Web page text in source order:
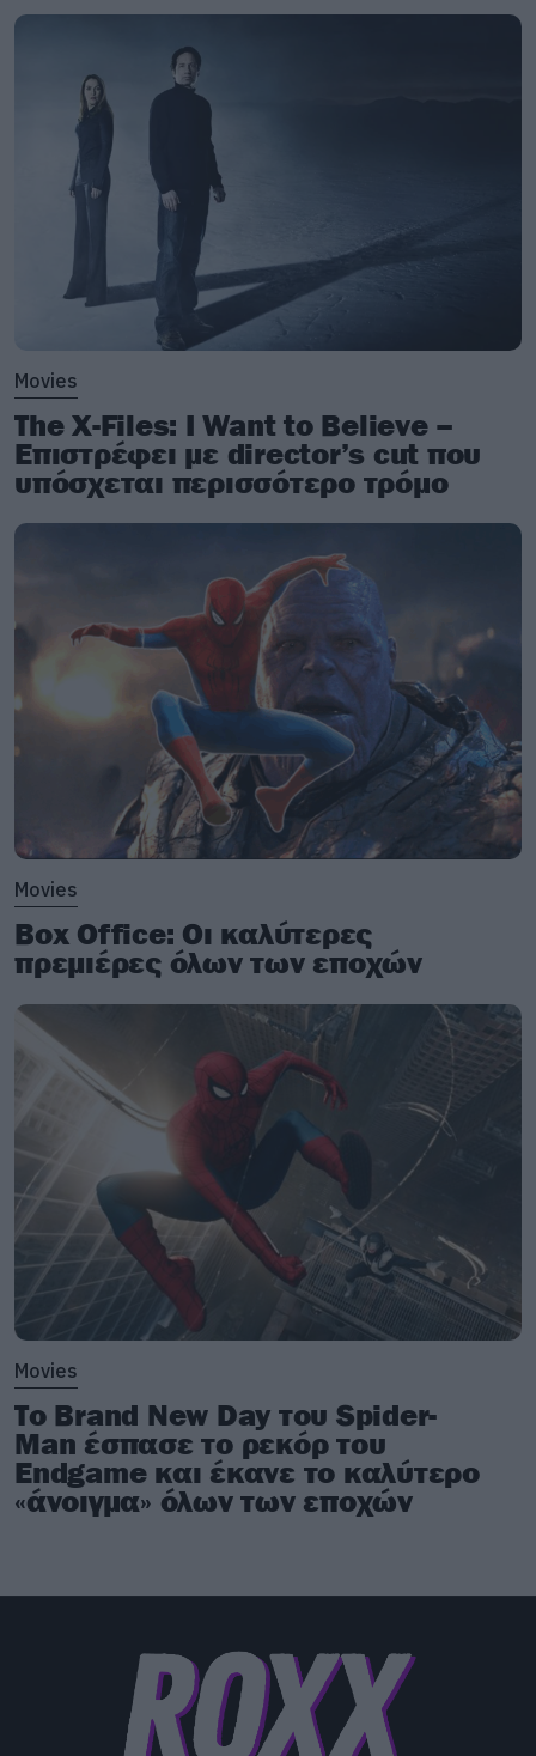
Movies
The X-Files: I Want to Believe –
Επιστρέφει με director’s cut που
υπόσχεται περισσότερο τρόμο
Movies
Box Office: Οι καλύτερες
πρεμιέρες όλων των εποχών
Movies
Το Brand New Day του Spider-
Man έσπασε το ρεκόρ του
Endgame και έκανε το καλύτερο
«άνοιγμα» όλων των εποχών